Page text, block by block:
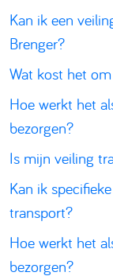
​​Kan ik een
Brenger?
Wat kost het
Hoe werkt het
bezorgen?
Is mijn veiling
Kan ik
transport?
Hoe werkt het
bezorgen?